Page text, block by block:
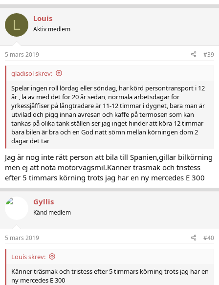
L Louis
Aktiv medlem
5 mars 2019 #39
gladisol skrev:
Spelar ingen roll lördag eller söndag, har körd persontransport i 12
år , la av med det för 20 år sedan, normala arbetsdagar för
yrkessjåffiser på långtradare är 11-12 timmar i dygnet, bara man är
utvilad och pigg innan avresan och kaffe på termosen som kan
tankas på olika tank ställen ser jag inget hinder att köra 12 timmar
bara bilen är bra och en God natt sömn mellan körningen dom 2
dagar det tar
Jag är nog inte rätt person att bila till Spanien,gillar bilkörning
men ej att nöta motorvägsmil.Känner träsmak och tristess
efter 5 timmars körning trots jag har en ny mercedes E 300
Gyllis
Känd medlem
5 mars 2019 #40
Louis skrev:
Känner träsmak och tristess efter 5 timmars körning trots jag har en
ny mercedes E 300